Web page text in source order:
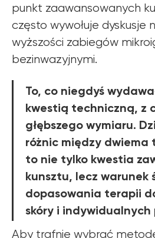
punkt zaawansowanych
często wywołuje dyskusje
wyższości zabiegów
bezinwazyjnymi.
To, co niegdyś
kwestią techniczną, z
głębszego wymiaru.
różnic między dwiema
to nie tylko kwestia
kunsztu, lecz warunek
dopasowania terapii
skóry i indywidualnych
Aby trafnie wybrać
WIĘCEJ INFORMACJI
Dowiedz się o
OFERTACH
ZEMITS